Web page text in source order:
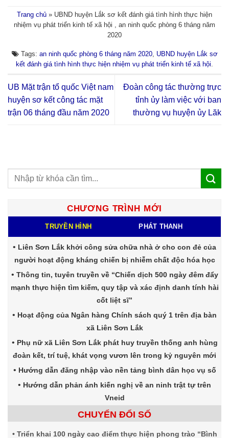
Trang chủ » UBND huyện Lắk sơ kết đánh giá tình hình thực hiện
nhiệm vụ phát triển kinh tế xã hội , an ninh quốc phòng 6 tháng năm
2020
Tags: an ninh quốc phòng 6 tháng năm 2020, UBND huyện Lắk sơ
kết đánh giá tình hình thực hiện nhiệm vụ phát triển kinh tế xã hội.
UB Mặt trận tổ quốc Việt nam
huyện sơ kết công tác mặt
trận 06 tháng đầu năm 2020
Đoàn công tác thường trực
tỉnh ủy làm việc với ban
thường vụ huyện ủy Lăk
CHƯƠNG TRÌNH MỚI
TRUYỀN HÌNH PHÁT THANH
Liên Sơn Lắk khởi công sửa chữa nhà ở cho con đẻ của
người hoạt động kháng chiến bị nhiễm chất độc hóa học
Thông tin, tuyên truyền về “Chiến dịch 500 ngày đêm đẩy
mạnh thực hiện tìm kiếm, quy tập và xác định danh tính hài
cốt liệt sĩ”
Hoạt động của Ngân hàng Chính sách quý 1 trên địa bàn
xã Liên Sơn Lắk
Phụ nữ xã Liên Sơn Lắk phát huy truyền thống anh hùng
đoàn kết, trí tuệ, khát vọng vươn lên trong kỷ nguyên mới
Hướng dẫn đăng nhập vào nền tảng bình dân học vụ số
Hướng dẫn phản ánh kiến nghị về an ninh trật tự trên
Vneid
CHUYỂN ĐỔI SỐ
Triển khai 100 ngày cao điểm thực hiện phong trào “Bình